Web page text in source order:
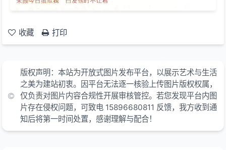
收藏 打印
版权声明：本站为开放式图片发布平台，以展示艺术与生活
之美为建站初衷。因平台无法逐一核验上传图片版权权属，
仅负责对图片内容合规性开展审核管控。若您发现平台内图
片存在侵权问题，可致电 15896680811 反馈，我方收到通
知后将第一时间处置，感谢理解与配合！